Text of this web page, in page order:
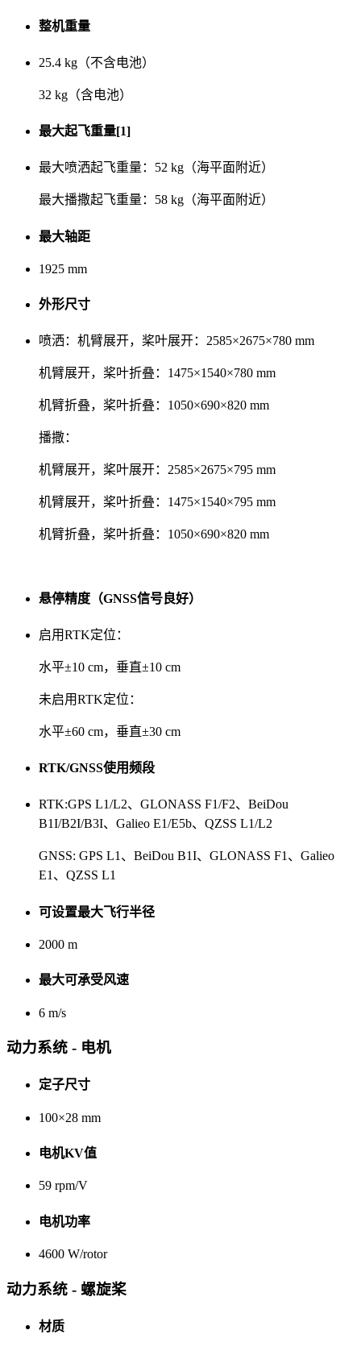
整机重量
25.4 kg（不含电池）
32 kg（含电池）
最大起飞重量[1]
最大喷洒起飞重量：52 kg（海平面附近）
最大播撒起飞重量：58 kg（海平面附近）
最大轴距
1925 mm
外形尺寸
喷洒：机臂展开，桨叶展开：2585×2675×780 mm
机臂展开，桨叶折叠：1475×1540×780 mm
机臂折叠，桨叶折叠：1050×690×820 mm
播撒：
机臂展开，桨叶展开：2585×2675×795 mm
机臂展开，桨叶折叠：1475×1540×795 mm
机臂折叠，桨叶折叠：1050×690×820 mm
悬停精度（GNSS信号良好）
启用RTK定位：
水平±10 cm，垂直±10 cm
未启用RTK定位：
水平±60 cm，垂直±30 cm
RTK/GNSS使用频段
RTK:GPS L1/L2、GLONASS F1/F2、BeiDou
B1I/B2I/B3I、Galieo E1/E5b、QZSS L1/L2
GNSS: GPS L1、BeiDou B1I、GLONASS F1、Galieo
E1、QZSS L1
可设置最大飞行半径
2000 m
最大可承受风速
6 m/s
动力系统 - 电机
定子尺寸
100×28 mm
电机KV值
59 rpm/V
电机功率
4600 W/rotor
动力系统 - 螺旋桨
材质